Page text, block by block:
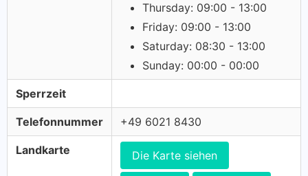
Thursday: 09:00 - 13:00
Friday: 09:00 - 13:00
Saturday: 08:30 - 13:00
Sunday: 00:00 - 00:00
Sperrzeit
Telefonnummer +49 6021 8430
Landkarte Die Karte siehen